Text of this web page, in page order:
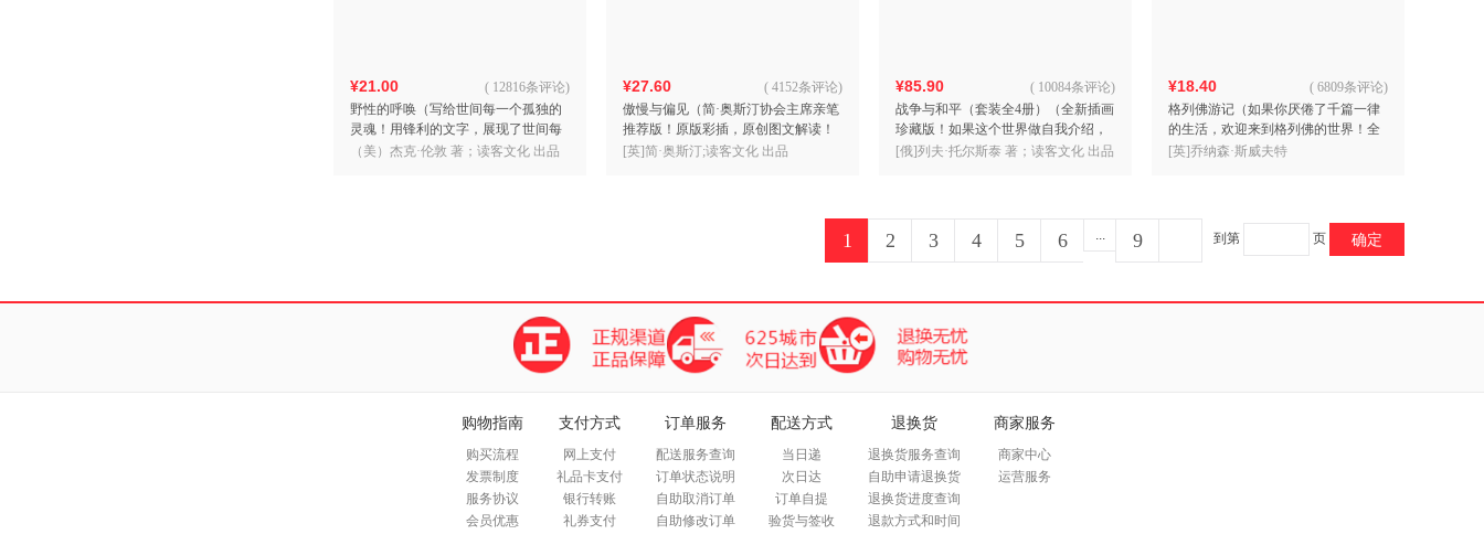
¥21.00
野性的呼唤（写给世间每一个孤独的
灵魂！用锋利的文字，展现了世间每
一个生命原始的勇气和力量。）（读
( 12816条评论)
（美）杰克·伦敦 著；读客文化 出品
¥27.60
傲慢与偏见（简·奥斯汀协会主席亲笔
推荐版！原版彩插，原创图文解读！
不迎合，不迁就，一定会遇见对的
( 4152条评论)
[英]简·奥斯汀;读客文化 出品
¥85.90
战争与和平（套装全4册）（全新插画
珍藏版！如果这个世界做自我介绍，
就是《战争与和平》的样子！）（读
( 10084条评论)
[俄]列夫·托尔斯泰 著；读客文化 出品
¥18.40
格列佛游记（如果你厌倦了千篇一律
的生活，欢迎来到格列佛的世界！全
新彩插详细注解版！附原创译者后
( 6809条评论)
[英]乔纳森·斯威夫特
到第 页 确定
1 2 3 4 5 6 ... 9
购物指南
购买流程
发票制度
服务协议
会员优惠
支付方式
网上支付
礼品卡支付
银行转账
礼券支付
订单服务
配送服务查询
订单状态说明
自助取消订单
自助修改订单
配送方式
当日递
次日达
订单自提
验货与签收
退换货
退换货服务查询
自助申请退换货
退换货进度查询
退款方式和时间
商家服务
商家中心
运营服务